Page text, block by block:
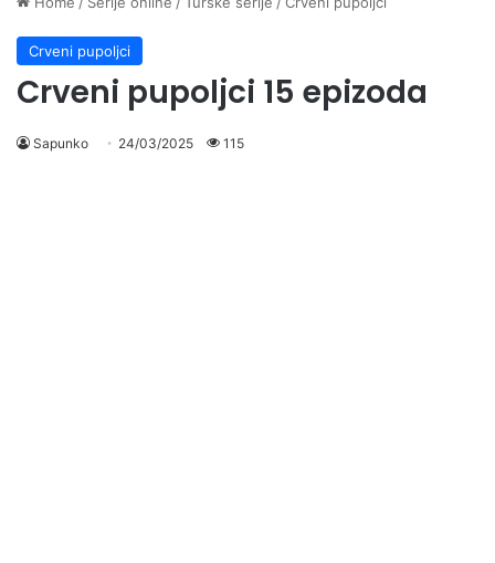
Crveni pupoljci
Crveni pupoljci 15 epizoda
Sapunko 24/03/2025 115